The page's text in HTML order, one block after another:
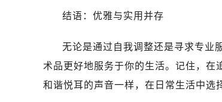
结语：优雅与实用并存
无论是通过自我调整还是寻求专业
术品更好地服务于你的生活。记住，在
和谐悦耳的声音一样，在日常生活中选